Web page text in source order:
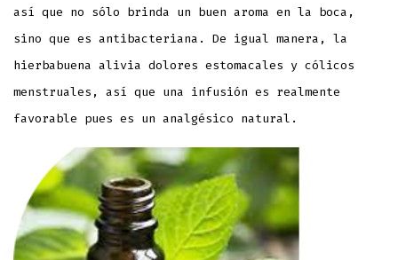
así que no sólo brinda un buen aroma en la boca,
sino que es antibacteriana. De igual manera, la
hierbabuena alivia dolores estomacales y cólicos
menstruales, así que una infusión es realmente
favorable pues es un analgésico natural.